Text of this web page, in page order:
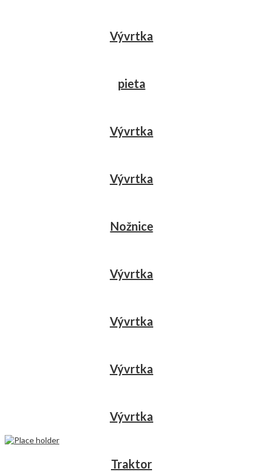
Vývrtka
pieta
Vývrtka
Vývrtka
Nožnice
Vývrtka
Vývrtka
Vývrtka
Vývrtka
Traktor